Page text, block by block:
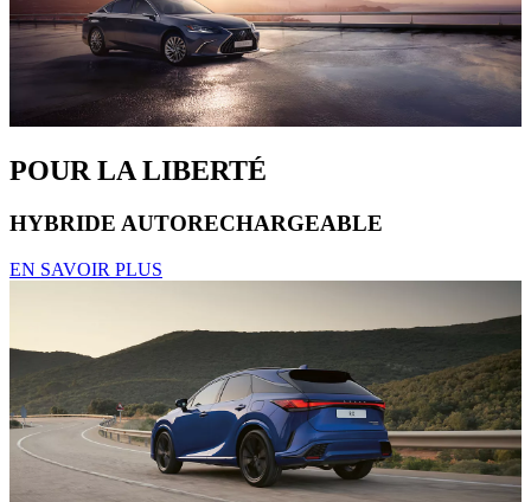
POUR LA LIBERTÉ
HYBRIDE AUTORECHARGEABLE
EN SAVOIR PLUS